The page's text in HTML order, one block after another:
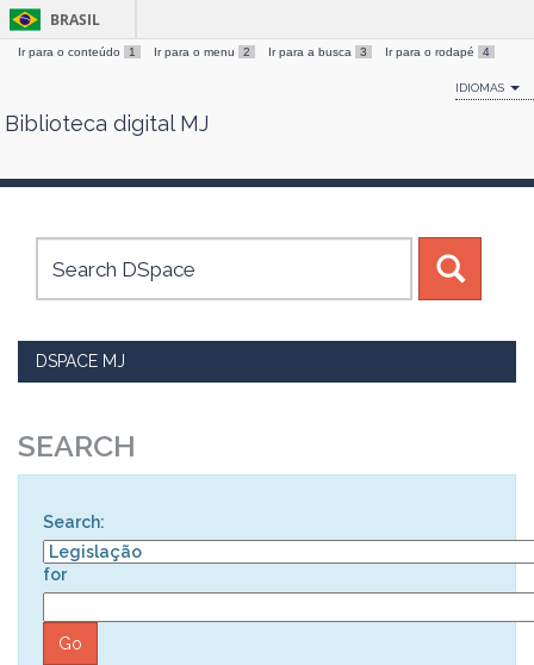
Skip
BRASIL
Ir para o conteúdo 1 Ir para o menu 2 Ir para a busca 3 Ir para o rodapé 4
IDIOMAS
Biblioteca digital MJ
DSPACE MJ
SEARCH
Search:
for